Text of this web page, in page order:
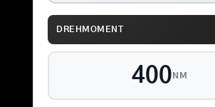
DREHMOMENT
400 NM